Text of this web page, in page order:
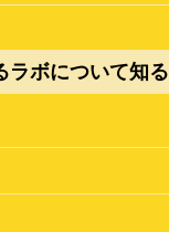
ラボについて知る